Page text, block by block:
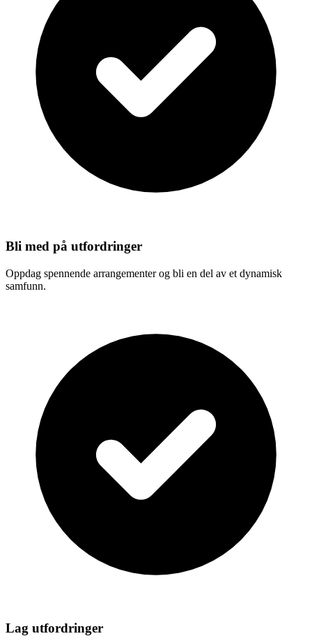
Bli med på utfordringer
Oppdag spennende arrangementer og bli en del av et dynamisk
samfunn.
Lag utfordringer